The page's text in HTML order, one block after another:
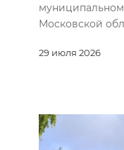
29 июля 2026
Московской